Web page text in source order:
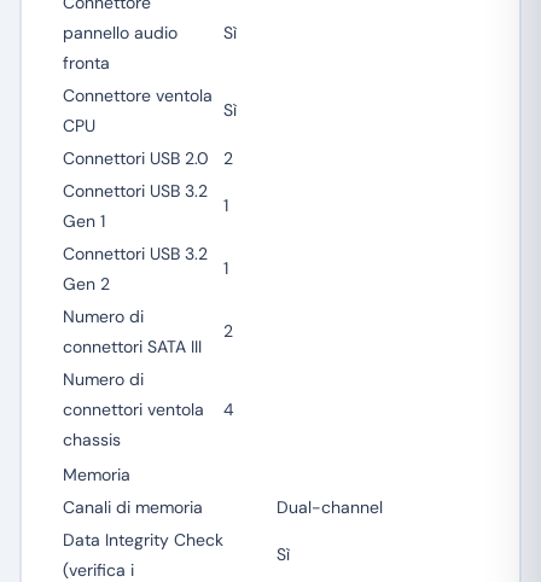
pannello audio
fronta
Sì
Connettore ventola
CPU
Sì
Connettori USB 2.0
2
Connettori USB 3.2
Gen 1
1
Connettori USB 3.2
Gen 2
1
Numero di
connettori SATA III
2
Numero di
connettori ventola
chassis
4
Memoria
Canali di memoria
Dual-channel
Data Integrity Check
(verifica i
Sì